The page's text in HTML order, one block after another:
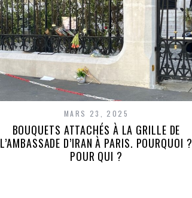
MARS 23, 2025
BOUQUETS ATTACHÉS À LA GRILLE DE
L’AMBASSADE D’IRAN À PARIS. POURQUOI ?
POUR QUI ?